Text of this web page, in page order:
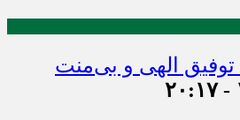
الهی و بی‌منت